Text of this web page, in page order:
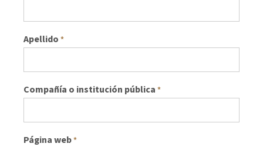
Apellido *
Compañía o institución pública *
Página web*